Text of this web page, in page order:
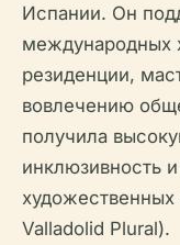
Испании. Он
международных
резиденции,
вовлечению
получила
инклюзивность
художественных
Valladolid Plural).